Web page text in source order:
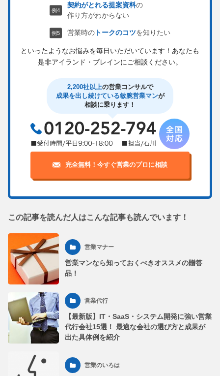
契約がとれる提案資料の
作り方がわからない
営業時の トークのコツを知りたい
といったようなお悩みを毎日いただいています！ あなたも
是非アイランド・ブレインにご相談ください。
2,200社以上の営業コンサルで
成果を出し続けている敏腕営業マンが
相談に乗ります！
完全無料！今すぐ営業のプロに相談
この記事を読んだ人はこんな記事も読んでいます！
営業マナー
営業マンなら知っておくべきオススメの贈答
品！
営業代行
【最新版】IT・SaaS・システム開発に強い営業
代行会社15選！ 最適な会社の選び方と成果が
出た具体例を紹介
営業のいろは